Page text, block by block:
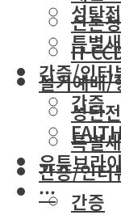
성탄
특별
간증/인터
간증
유튜브라
···
신혼
H-
절기예배/
성탄
특별
간증/인터
간증